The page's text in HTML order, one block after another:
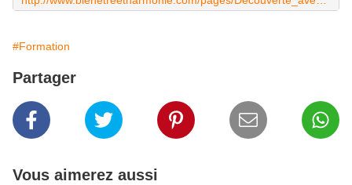
#Formation
Partager
Vous aimerez aussi